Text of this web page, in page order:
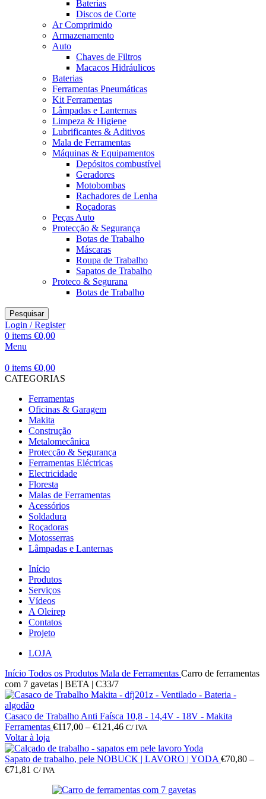
Baterias
Discos de Corte
Ar Comprimido
Armazenamento
Auto
Chaves de Filtros
Macacos Hidráulicos
Baterias
Ferramentas Pneumáticas
Kit Ferramentas
Lâmpadas e Lanternas
Limpeza & Higiene
Lubrificantes & Aditivos
Mala de Ferramentas
Máquinas & Equipamentos
Depósitos combustível
Geradores
Motobombas
Rachadores de Lenha
Roçadoras
Peças Auto
Protecção & Segurança
Botas de Trabalho
Máscaras
Roupa de Trabalho
Sapatos de Trabalho
Proteco & Segurana
Botas de Trabalho
Pesquisar
Login / Register
0 items €0,00
Menu
0 items €0,00
CATEGORIAS
Ferramentas
Oficinas & Garagem
Makita
Construção
Metalomecânica
Protecção & Segurança
Ferramentas Eléctricas
Electricidade
Floresta
Malas de Ferramentas
Acessórios
Soldadura
Roçadoras
Motosserras
Lâmpadas e Lanternas
Início
Produtos
Serviços
Vídeos
A Oleirep
Contatos
Projeto
LOJA
Início Todos os Produtos Mala de Ferramentas Carro de ferramentas
com 7 gavetas | BETA | C33/7
Casaco de Trabalho Anti Faísca 10,8 - 14,4V - 18V - Makita
Ferramentas €117,00 – €121,46 C/ IVA
Voltar à loja
Sapato de trabalho, pele NOBUCK | LAVORO | YODA €70,80 –
€71,81 C/ IVA